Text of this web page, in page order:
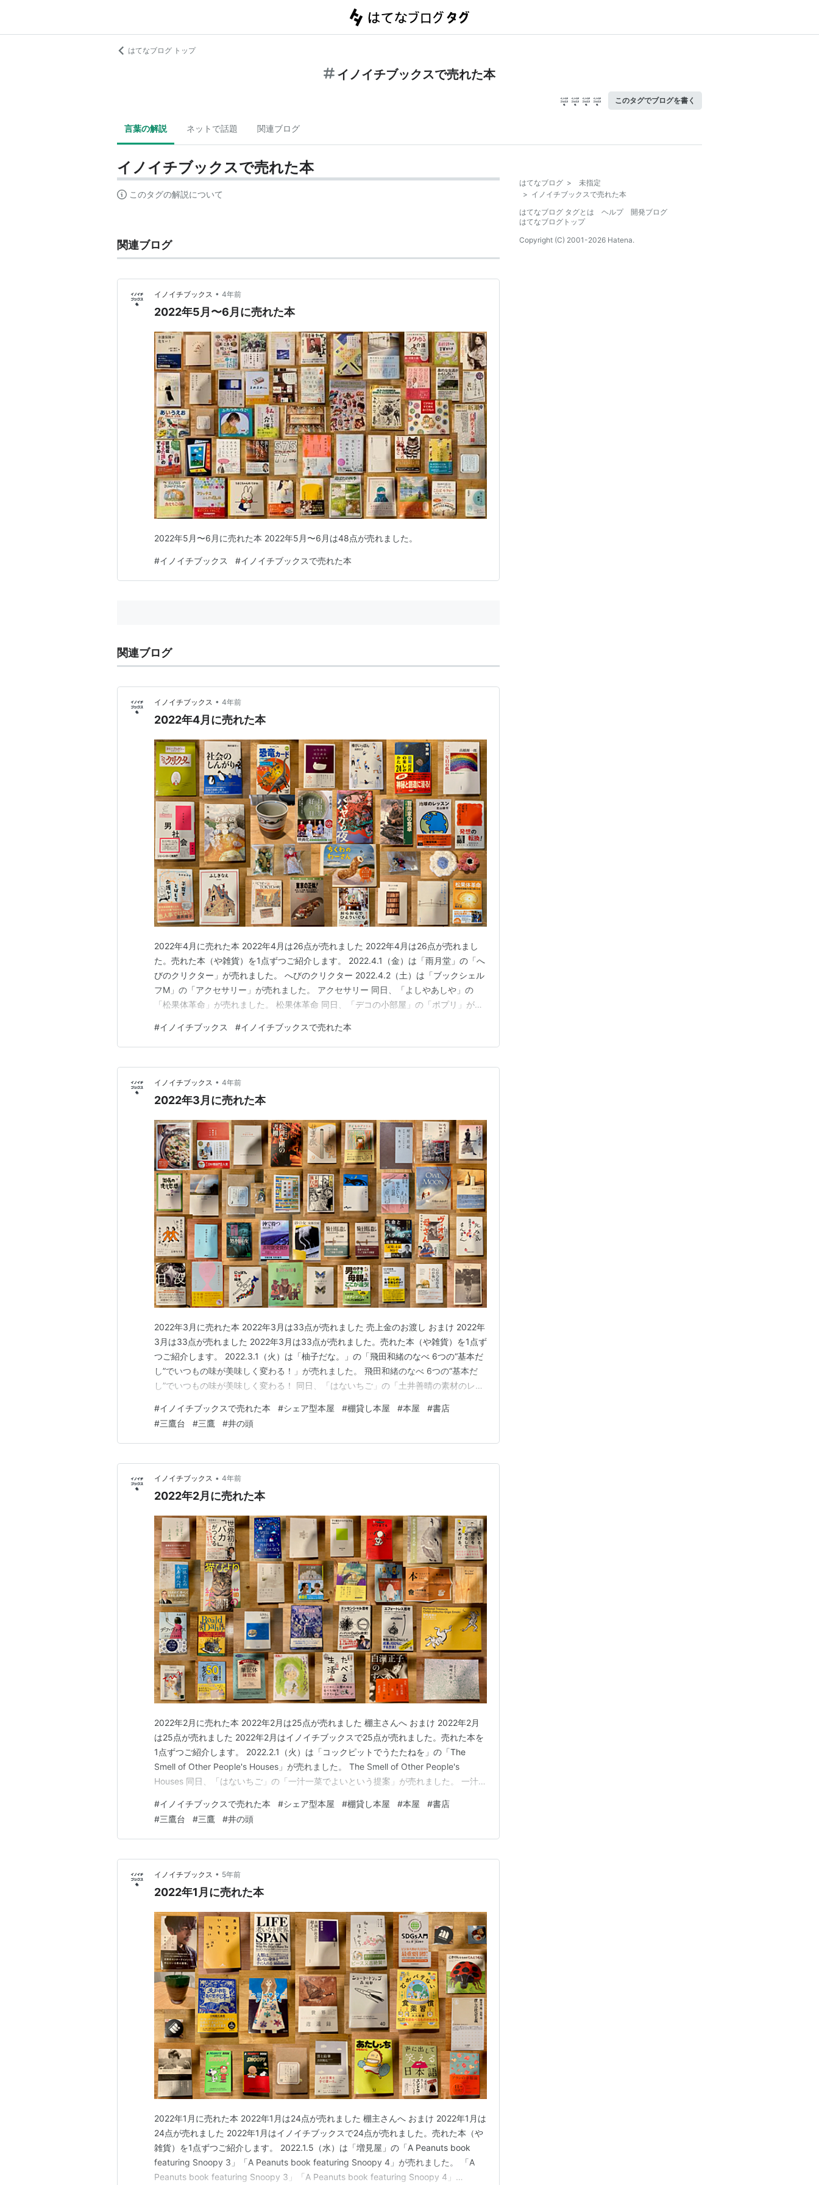
はてなブログ トップ
イノイチブックスで売れた本
このタグでブログを書く
言葉の解説 ネットで話題 関連ブログ
イノイチブックスで売れた本
このタグの解説について
関連ブログ
イノイチブックス • 4年前
2022年5月〜6月に売れた本
2022年5月〜6月に売れた本 2022年5月〜6月は48点が売れました。
#イノイチブックス #イノイチブックスで売れた本
関連ブログ
イノイチブックス • 4年前
2022年4月に売れた本
2022年4月に売れた本 2022年4月は26点が売れました 2022年4月は26点が売れまし
た。売れた本（や雑貨）を1点ずつご紹介します。 2022.4.1（金）は「雨月堂」の「へ
びのクリクター」が売れました。 へびのクリクター 2022.4.2（土）は「ブックシェル
フM」の「アクセサリー」が売れました。 アクセサリー 同日、「よしやあしや」の
「松果体革命」が売れました。 松果体革命 同日、「デコの小部屋」の「ポプリ」が売
同日、「雨月堂」の「博士の本棚」が売れました。 博士の本棚 同日、「楢の木ブック
ス」の「…
#イノイチブックス #イノイチブックスで売れた本
イノイチブックス • 4年前
2022年3月に売れた本
2022年3月に売れた本 2022年3月は33点が売れました 売上金のお渡し おまけ 2022年
3月は33点が売れました 2022年3月は33点が売れました。売れた本（や雑貨）を1点ず
つご紹介します。 2022.3.1（火）は「柚子だな。」の「飛田和緒のなべ 6つの“基本だ
し”でいつもの味が美味しく変わる！」が売れました。 飛田和緒のなべ 6つの“基本だ
し”でいつもの味が美味しく変わる！ 同日、「はないちご」の「土井善晴の素材のレシ
事文脈 vol.9」が売れました。 仕事文脈 vol.9 同日、「手から手へ…
#イノイチブックスで売れた本 #シェア型本屋 #棚貸し本屋 #本屋 #書店
#三鷹台 #三鷹 #井の頭
イノイチブックス • 4年前
2022年2月に売れた本
2022年2月に売れた本 2022年2月は25点が売れました 棚主さんへ おまけ 2022年2月
は25点が売れました 2022年2月はイノイチブックスで25点が売れました。売れた本を
1点ずつご紹介します。 2022.2.1（火）は「コックピットでうたたねを」の「The
Smell of Other People's Houses」が売れました。 The Smell of Other People's
Houses 同日、「はないちご」の「一汁一菜でよいという提案」が売れました。 一汁一
のzine」が売れました…
#イノイチブックスで売れた本 #シェア型本屋 #棚貸し本屋 #本屋 #書店
#三鷹台 #三鷹 #井の頭
イノイチブックス • 5年前
2022年1月に売れた本
2022年1月に売れた本 2022年1月は24点が売れました 棚主さんへ おまけ 2022年1月は
24点が売れました 2022年1月はイノイチブックスで24点が売れました。売れた本（や
雑貨）を1点ずつご紹介します。 2022.1.5（水）は「増見屋」の「A Peanuts book
featuring Snoopy 3」「A Peanuts book featuring Snoopy 4」が売れました。 「A
Peanuts book featuring Snoopy 3」「A Peanuts book featuring Snoopy 4」
はてなブログ >
未指定
> イノイチブックスで売れた本
はてなブログ タグとは
ヘルプ
開発ブログ
はてなブログトップ
Copyright (C) 2001-2026 Hatena.